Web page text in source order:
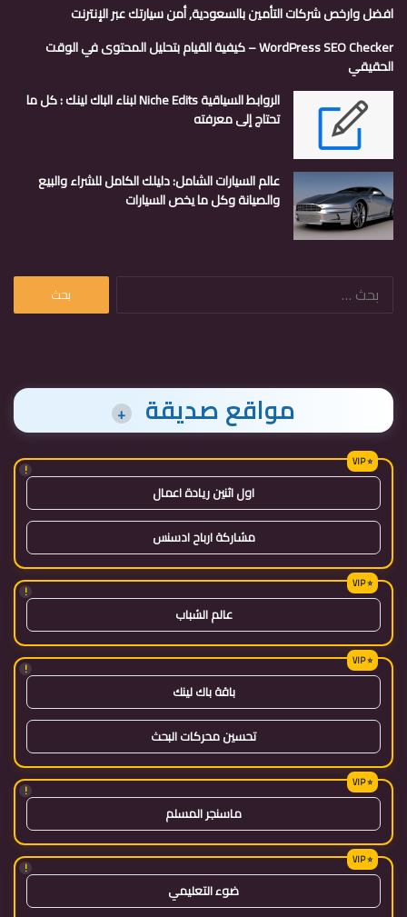
افضل وارخص شركات التأمين بالسعودية, أمن سيارتك عبر الإنترنت
WordPress SEO Checker – كيفية القيام بتحليل المحتوى في الوقت
الحقيقي
الروابط السياقية Niche Edits لبناء الباك لينك : كل ما
تحتاج إلى معرفته
عالم السيارات الشامل: دليلك الكامل للشراء والبيع
والصيانة وكل ما يخص السيارات
البحث
مواقع صديقة +
!
اول اثنين ريادة اعمال
مشاركة ارباح ادسنس
!
عالم الشباب
!
باقة باك لينك
تحسين محركات البحث
!
ماسنجر المسلم
!
ضوء التعليمي